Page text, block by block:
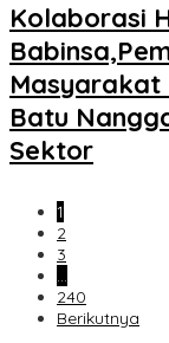
Kolaborasi
Masyarakat
Batu
Sektor
1
2
3
…
240
Berikutnya